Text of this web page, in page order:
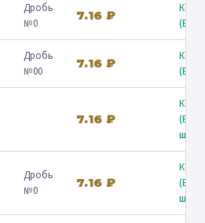
Дробь
№0
7.16 ₽
Дробь
№00
7.16 ₽
7.16 ₽
ш.) ↗
Дробь
№0
7.16 ₽
ш.) ↗